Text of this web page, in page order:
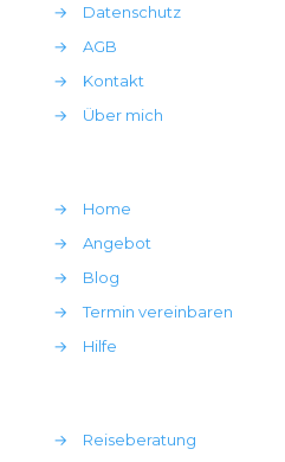
→
Datenschutz
→
AGB
→
Kontakt
→
Über mich
→
Home
→
Angebot
→
Blog
→
Termin vereinbaren
→
Hilfe
→
Reiseberatung